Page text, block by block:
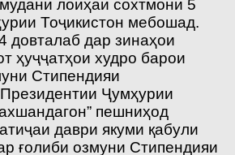
лоиҳаи сохтмони 5
Тоҷикистон мебошад.
довталаб дар зинаҳои
ҳуҷҷатҳои худро барои
Стипендияи
Ҷумҳурии
пешниҳод
даври якуми қабули
ғолиби озмуни Стипендияи